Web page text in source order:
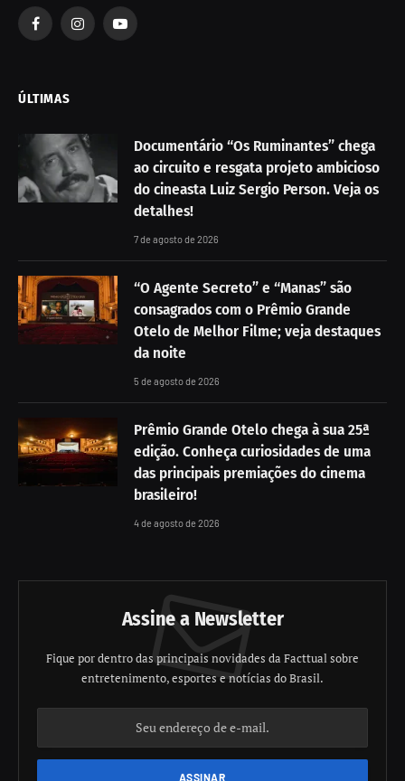
FacebookInstagramYouTube
ÚLTIMAS
Documentário “Os Ruminantes” chega
ao circuito e resgata projeto ambicioso
do cineasta Luiz Sergio Person. Veja os
detalhes!
7 de agosto de 2026
“O Agente Secreto” e “Manas” são
consagrados com o Prêmio Grande
Otelo de Melhor Filme; veja destaques
da noite
5 de agosto de 2026
Prêmio Grande Otelo chega à sua 25ª
edição. Conheça curiosidades de uma
das principais premiações do cinema
brasileiro!
4 de agosto de 2026
Assine a Newsletter
Fique por dentro das principais novidades da Facttual sobre
entretenimento, esportes e notícias do Brasil.